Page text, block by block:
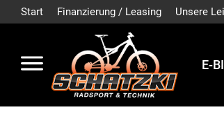
Start Finanzierung / Leasing Unsere
E-